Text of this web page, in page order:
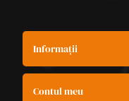
Informații
Contul meu